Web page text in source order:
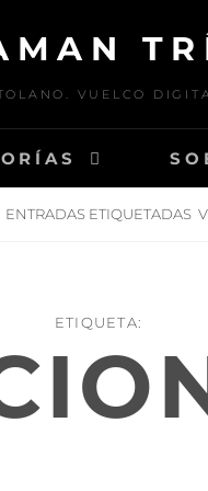
VUELCO
ENTRADAS ETIQUETADAS
ETIQUETA: